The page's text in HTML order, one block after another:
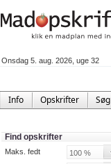
Onsdag 5. aug. 2026, uge 32
Info Opskrifter Søg
Find opskrifter
Maks. fedt